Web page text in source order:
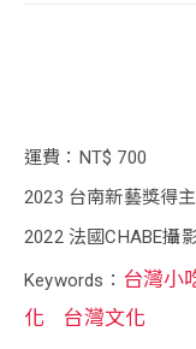
運費：NT$ 700
2023 台南新藝獎得主
2022 法國CHABE攝
Keywords： 台灣小
化
台灣文化